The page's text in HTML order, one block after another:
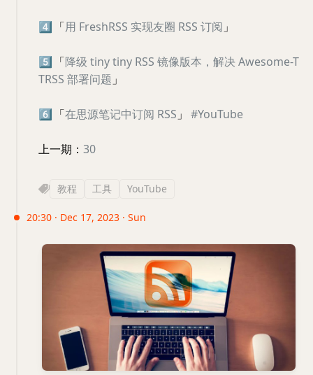
4️⃣ 「用 FreshRSS 实现友圈 RSS 订阅 」
5️⃣ 「降级 tiny tiny RSS 镜像版本，解决 Awesome-T
TRSS 部署问题 」
6️⃣ 「在思源笔记中订阅 RSS 」 #YouTube
上一期： 30
教程 工具 YouTube
20:30 · Dec 17, 2023 · Sun